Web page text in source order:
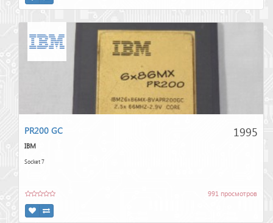
1995
PR200 GC
IBM
Socket 7
991 просмотров